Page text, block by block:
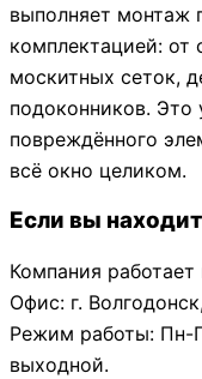
выполняет монтаж
комплектацией: от
москитных сеток,
подоконников. Это
повреждённого
всё окно целиком.
Если вы
Компания работает
Офис: г.
Режим работы: Пн-
выходной.